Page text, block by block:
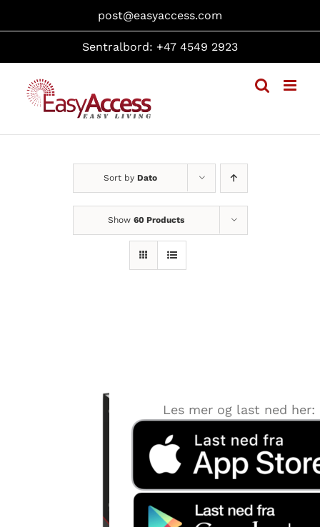
to
post@easyaccess.com
Sentralbord: +47 4549 2923
Sort by Dato
Show 60 Products
Les mer og last ned her: